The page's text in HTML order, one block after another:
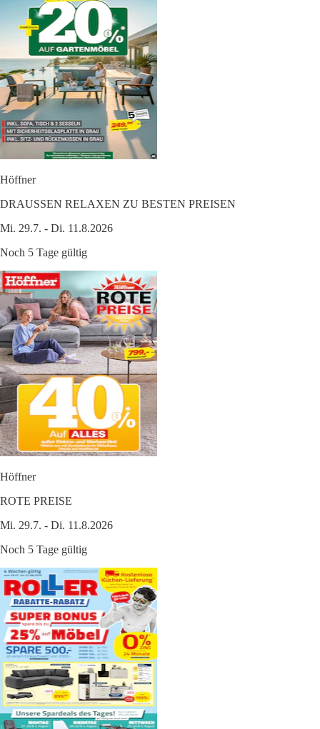
Höffner
DRAUSSEN RELAXEN ZU BESTEN PREISEN
Mi. 29.7. - Di. 11.8.2026
Noch 5 Tage gültig
Höffner
ROTE PREISE
Mi. 29.7. - Di. 11.8.2026
Noch 5 Tage gültig